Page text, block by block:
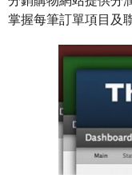
掌握每筆訂單項目及